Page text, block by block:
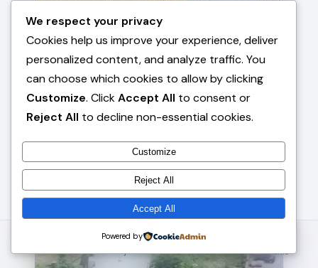
AKTUALITET
Aksidenti fatal në bypass-in e Vlorës/ Tre
automjete përplasen me njëra-tjetrën,
furgoni dhe vetura përfshihen nga flakët,
Një aksident i rëndë ka ndodhur në bypass-in e
Vlorës, pranë Kaninës, ku tre automjete janë
përplasur me…
1 min lexim
◷ ☰
Menu Kërko
We respect your privacy
Cookies help us improve your experience, deliver
personalized content, and analyze traffic. You
can choose which cookies to allow by clicking
Customize. ClickAccept All to consent or
Reject All to decline non-essential cookies.
Customize
Reject All
Accept All
Powered by